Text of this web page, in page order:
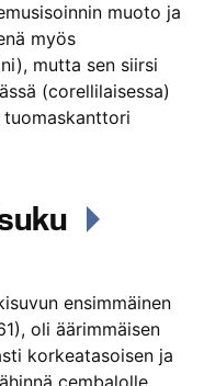
muoto ja
myös
mutta sen siirsi
(corellilaisessa)
tuomaskanttori
ensimmäinen
oli äärimmäisen
korkeatasoisen ja
cembalolle.